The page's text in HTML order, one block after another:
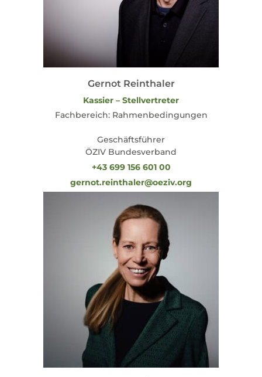
Gernot Reinthaler
Kassier – Stellvertreter
Fachbereich: Rahmenbedingungen
Geschäftsführer
ÖZIV Bundesverband
+43 699 156 601 00
gernot.reinthaler@oeziv.org